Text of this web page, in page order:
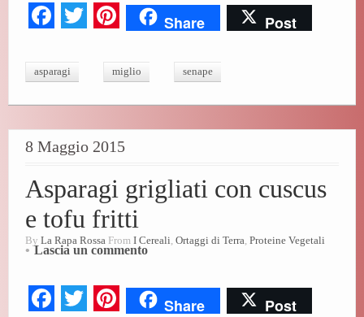
Fa
bo
T
tte
Pi
er
Share Post
asparagi miglio senape
8 Maggio 2015
Asparagi grigliati con cuscus
e tofu fritti
By La Rapa Rossa From I Cereali, Ortaggi di Terra, Proteine Vegetali
Lascia un commento
Fa T
Pi
Share Post